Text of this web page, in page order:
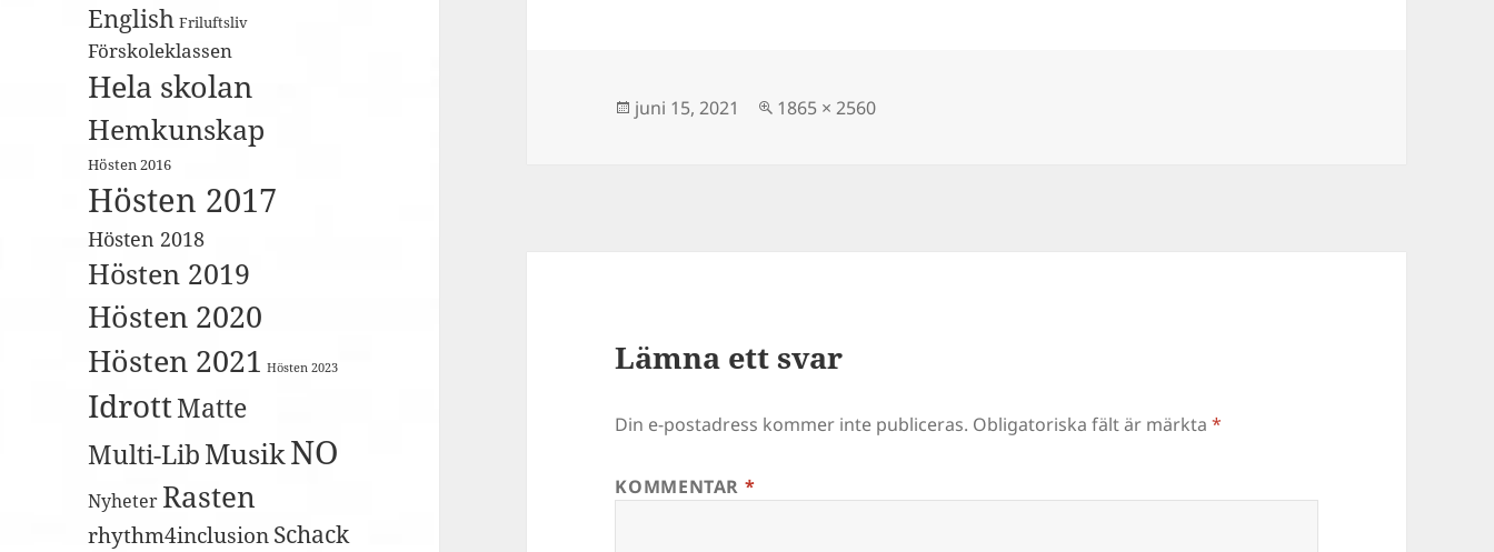
English Friluftsliv
Förskoleklassen
Hela skolan
Hemkunskap
Hösten 2016
Hösten 2017
Hösten 2018
Hösten 2019
Hösten 2020
Hösten 2021 Hösten 2023
IdrottMatte
Multi-LibMusikNO
Nyheter Rasten
rhythm4inclusion Schack
Postat
juni 15, 2021
Full
1865 × 2560
Lämna ett svar
Din e-postadress kommer inte publiceras. Obligatoriska fält är märkta*
KOMMENTAR *